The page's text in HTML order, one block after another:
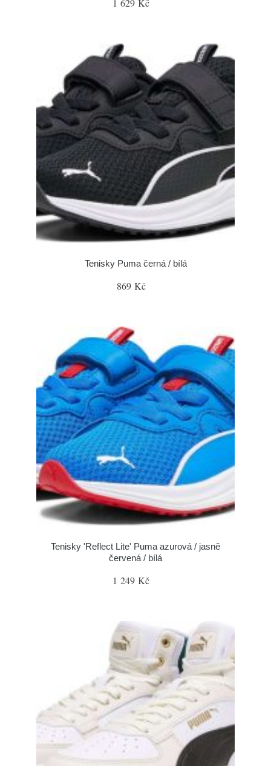
1 629 Kč
Tenisky Puma černá / bílá
869 Kč
Tenisky 'Reflect Lite' Puma azurová / jasně
červená / bílá
1 249 Kč